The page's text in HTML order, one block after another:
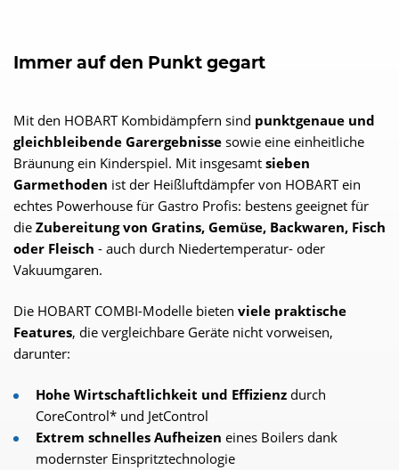
Immer auf den Punkt gegart
Mit den HOBART Kombidämpfern sind punktgenaue und
gleichbleibende Garergebnisse sowie eine einheitliche
Bräunung ein Kinderspiel. Mit insgesamt sieben
Garmethoden ist der Heißluftdämpfer von HOBART ein
echtes Powerhouse für Gastro Profis: bestens geeignet für
die Zubereitung von Gratins, Gemüse, Backwaren, Fisch
oder Fleisch - auch durch Niedertemperatur- oder
Vakuumgaren.
Die HOBART COMBI-Modelle bieten viele praktische
Features, die vergleichbare Geräte nicht vorweisen,
darunter:
Hohe Wirtschaftlichkeit und Effizienz durch
CoreControl* und JetControl
Extrem schnelles Aufheizen eines Boilers dank
modernster Einspritztechnologie